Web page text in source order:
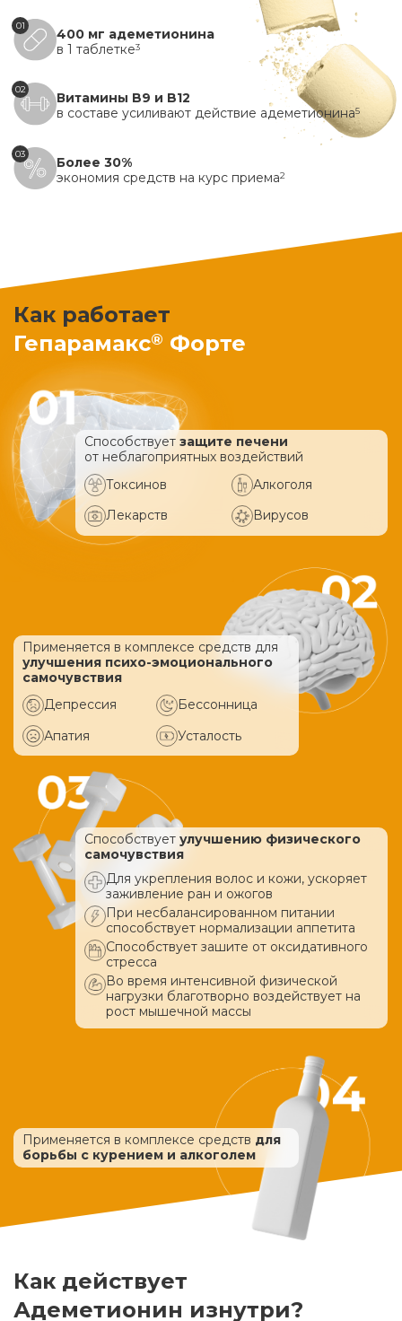
01
400 мг адеметионина
в 1 таблетке3
02
Витамины B9 и B12
в составе усиливают действие адеметионина5
03
Более 30%
экономия средств на курс приема2
Как работает
Гепарамакс® Форте
Способствует защите печени
от неблагоприятных воздействий
Токсинов
Алкоголя
Лекарств
Вирусов
Применяется в комплексе средств для
улучшения психо-эмоционального
самочувствия
Депрессия
Бессонница
Апатия
Усталость
Способствует улучшению физического
самочувствия
Для укрепления волос и кожи, ускоряет
заживление ран и ожогов
При несбалансированном питании
способствует нормализации аппетита
Способствует зашите от оксидативного
стресса
Во время интенсивной физической
нагрузки благотворно воздействует на
рост мышечной массы
Применяется в комплексе средств для
борьбы с курением и алкоголем
Как действует
Адеметионин изнутри?